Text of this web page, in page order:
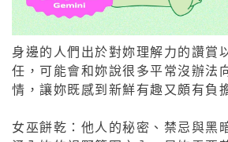
身邊的人們出於對妳理解力的讚賞
任，可能會和妳說很多平常沒辦法
情，讓妳既感到新鮮有趣又頗有負
女巫餅乾：他人的秘密、禁忌與黑